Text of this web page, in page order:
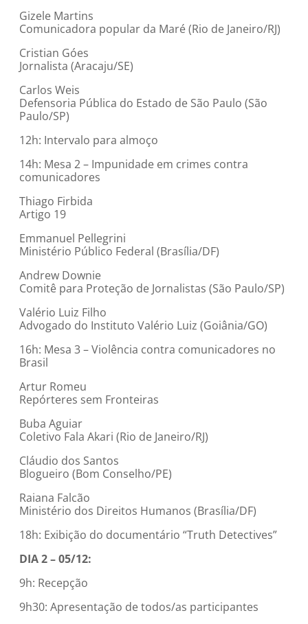
Gizele Martins
Comunicadora popular da Maré (Rio de Janeiro/RJ)
Cristian Góes
Jornalista (Aracaju/SE)
Carlos Weis
Defensoria Pública do Estado de São Paulo (São
Paulo/SP)
12h: Intervalo para almoço
14h: Mesa 2 – Impunidade em crimes contra
comunicadores
Thiago Firbida
Artigo 19
Emmanuel Pellegrini
Ministério Público Federal (Brasília/DF)
Andrew Downie
Comitê para Proteção de Jornalistas (São Paulo/SP)
Valério Luiz Filho
Advogado do Instituto Valério Luiz (Goiânia/GO)
16h: Mesa 3 – Violência contra comunicadores no
Brasil
Artur Romeu
Repórteres sem Fronteiras
Buba Aguiar
Coletivo Fala Akari (Rio de Janeiro/RJ)
Cláudio dos Santos
Blogueiro (Bom Conselho/PE)
Raiana Falcão
Ministério dos Direitos Humanos (Brasília/DF)
18h: Exibição do documentário “Truth Detectives”
DIA 2 – 05/12:
9h: Recepção
9h30: Apresentação de todos/as participantes